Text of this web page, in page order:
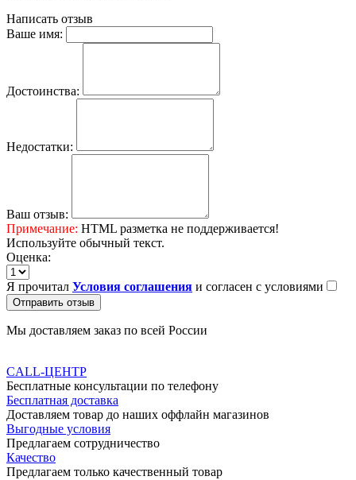
Написать отзыв
Ваше имя:
Достоинства:
Недостатки:
Ваш отзыв:
Примечание: HTML разметка не поддерживается!
Используйте обычный текст.
Оценка:
Я прочитал Условия соглашения и согласен с условиями
Отправить отзыв
Мы доставляем заказ по всей России
CALL-ЦЕНТР
Бесплатные консультации по телефону
Бесплатная доставка
Доставляем товар до наших оффлайн магазинов
Выгодные условия
Предлагаем сотрудничество
Качество
Предлагаем только качественный товар